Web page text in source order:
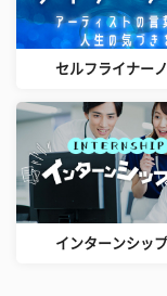
セルフライナー
インターンシッ